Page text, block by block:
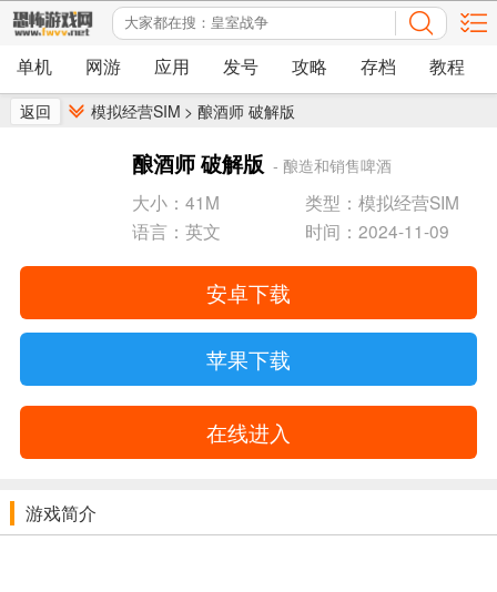
单机 网游 应用 发号 攻略 存档 教程
返回 模拟经营SIM > 酿酒师 破解版
酿酒师 破解版 - 酿造和销售啤酒
大小：41M
类型：模拟经营SIM
语言：英文
时间：2024-11-09
安卓下载
苹果下载
在线进入
游戏简介